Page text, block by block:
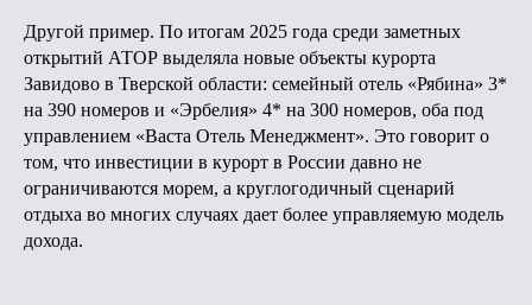
Другой пример. По итогам 2025 года среди заметных
открытий АТОР выделяла новые объекты курорта
Завидово в Тверской области: семейный отель «Рябина» 3*
на 390 номеров и «Эрбелия» 4* на 300 номеров, оба под
управлением «Васта Отель Менеджмент». Это говорит о
том, что инвестиции в курорт в России давно не
ограничиваются морем, а круглогодичный сценарий
отдыха во многих случаях дает более управляемую модель
дохода.